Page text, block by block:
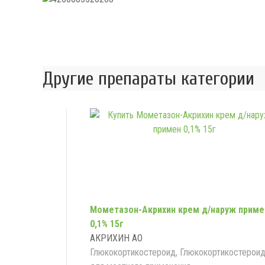
Другие препараты категории
Мометазон-Акрихин крем д/наруж
0,1% 15г
АКРИХИН АО
Глюкокортикостероид, Глюкокортикостероид